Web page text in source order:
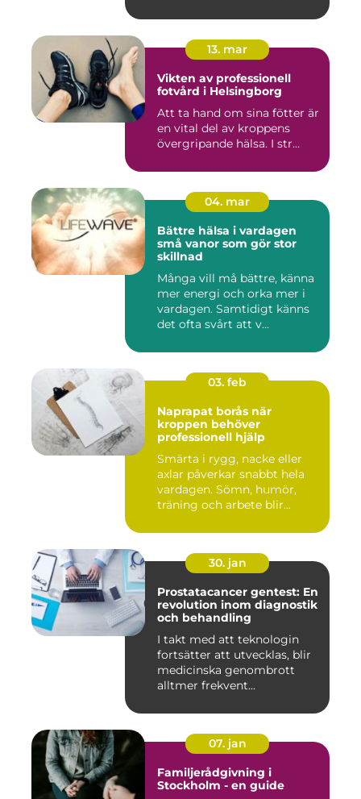
13. mar
Vikten av professionell
fotvård i Helsingborg
Att ta hand om sina fötter är
en vital del av kroppens
övergripande hälsa. I str...
04. mar
Bättre hälsa i vardagen
små vanor som gör stor
skillnad
Många vill må bättre, känna
mer energi och orka mer i
vardagen. Samtidigt känns
det ofta svårt att v...
03. feb
Naprapat borås när
kroppen behöver
professionell hjälp
Smärta i rygg, nacke eller
axlar påverkar snabbt hela
vardagen. Sömn, humör,
träning och arbete blir...
30. jan
Prostatacancer gentest: En
revolution inom diagnostik
och behandling
I takt med att teknologin
fortsätter att utvecklas, blir
medicinska genombrott
alltmer frekvent...
07. jan
Familjerådgivning i
Stockholm - en guide